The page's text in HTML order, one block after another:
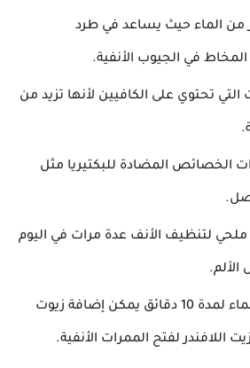
من الماء حيث يساعد في طرد
في الجيوب الأنفية.
تحتوي على الكافيين لأنها تزيد من
الخصائص المضادة للبكتيريا مثل
لتنظيف الأنف عدة مرات في اليوم
الألم.
استنشاق بخار الماء لمدة 10 دقائق يمكن إضافة زيوت
اللافندر لفتح الممرات الأنفية.